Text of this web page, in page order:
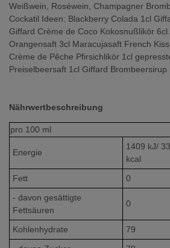
Weißwein, Roséwein, Champagner
Cockatil Ideen: Blackberry Colada 1cl
Giffard Crème de Coco Kokosnußlikör 6cl
Orangensaft 3cl Maracujasaft French
Crème de Pêche Pfirsichlikör 1cl
Preiselbeersaft 1cl Giffard Brombeersirup
Nährwertbeschreibung
pro 100 ml
Energie
1409 kJ/
kcal
Fett
0
- davon gesättigte
Fettsäuren
0
Kohlenhydrate
79